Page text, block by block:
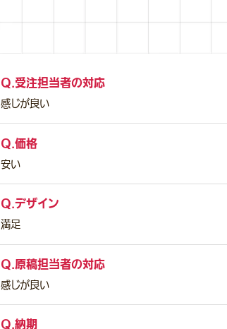
Q.受注担当者の対応
感じが良い
Q.価格
安い
Q.デザイン
満足
Q.原稿担当者の対応
感じが良い
Q.納期